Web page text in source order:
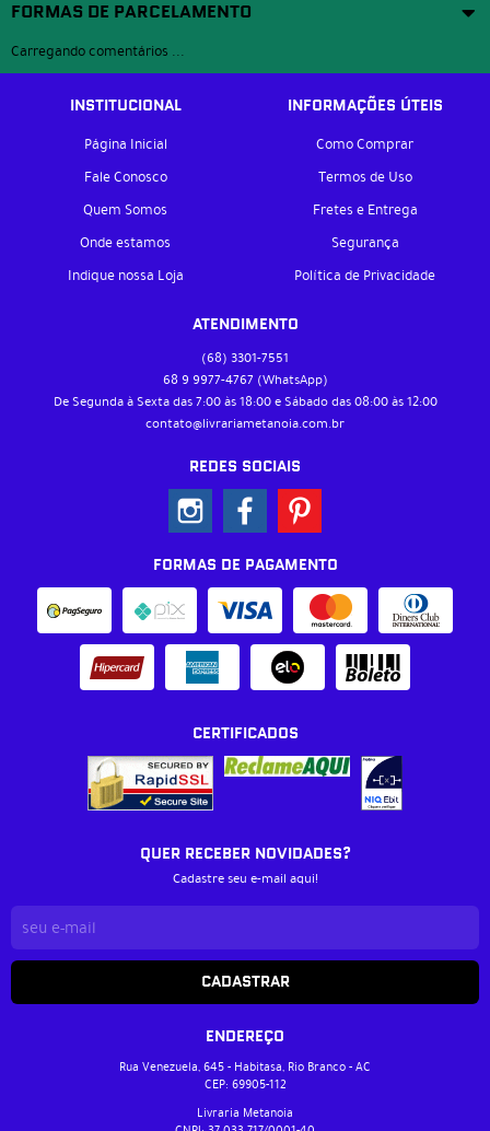
FORMAS DE PARCELAMENTO
Carregando comentários ...
INSTITUCIONAL
Página Inicial
Fale Conosco
Quem Somos
Onde estamos
Indique nossa Loja
INFORMAÇÕES ÚTEIS
Como Comprar
Termos de Uso
Fretes e Entrega
Segurança
Política de Privacidade
ATENDIMENTO
(68) 3301-7551
68 9 9977-4767 (WhatsApp)
De Segunda à Sexta das 7:00 às 18:00 e Sábado das 08:00 às 12:00
contato@livrariametanoia.com.br
REDES SOCIAIS
FORMAS DE PAGAMENTO
CERTIFICADOS
QUER RECEBER NOVIDADES?
Cadastre seu e-mail aqui!
CADASTRAR
ENDEREÇO
Rua Venezuela, 645- Habitasa, Rio Branco-AC
CEP: 69905-112
Livraria Metanoia